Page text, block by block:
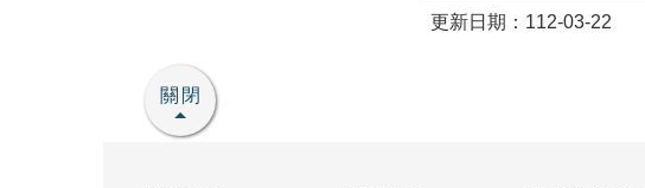
更新日期：112-03-22
關閉